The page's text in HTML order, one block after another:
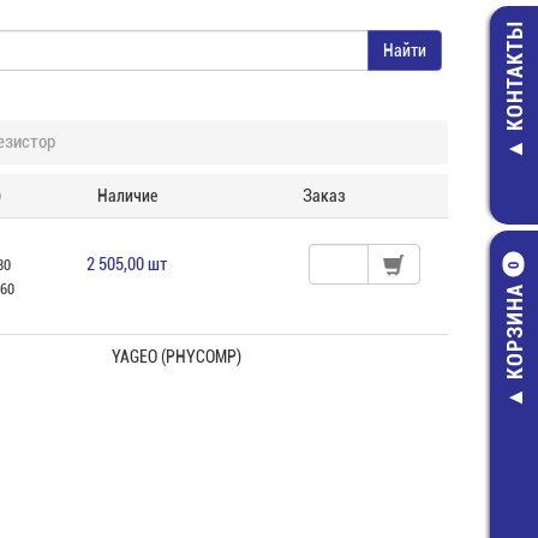
КОНТАКТЫ
КОРЗИНА
0
Наличие Заказ
2 505,00 шт
YAGEO (PHYCOMP)